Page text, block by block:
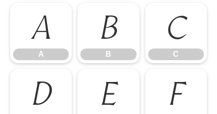
A
A
B
B
C
C
D E F